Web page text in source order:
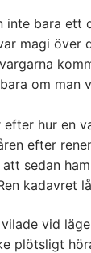
inte bara ett
magi över
om man
hur en
efter
sedan
kadavret
vid
plötsligt